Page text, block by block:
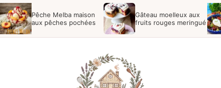
Aller
au
contenu
Pêche Melba maison
aux pêches pochées
Gâteau moelleux aux
fruits rouges meringué